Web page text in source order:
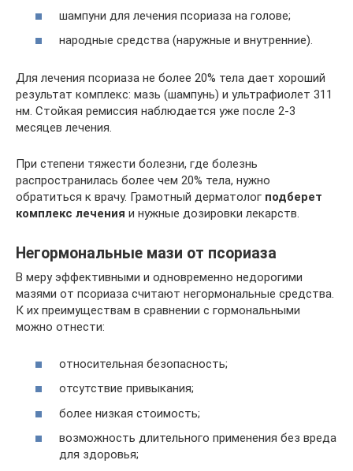
шампуни для лечения псориаза на голове;
народные средства (наружные и внутренние).
Для лечения псориаза не более 20% тела дает хороший
результат комплекс: мазь (шампунь) и ультрафиолет 311
нм. Стойкая ремиссия наблюдается уже после 2-3
месяцев лечения.
При степени тяжести болезни, где болезнь
распространилась более чем 20% тела, нужно
обратиться к врачу. Грамотный дерматолог подберет
комплекс лечения и нужные дозировки лекарств.
Негормональные мази от псориаза
В меру эффективными и одновременно недорогими
мазями от псориаза считают негормональные средства.
К их преимуществам в сравнении с гормональными
можно отнести:
относительная безопасность;
отсутствие привыкания;
более низкая стоимость;
возможность длительного применения без вреда
для здоровья;